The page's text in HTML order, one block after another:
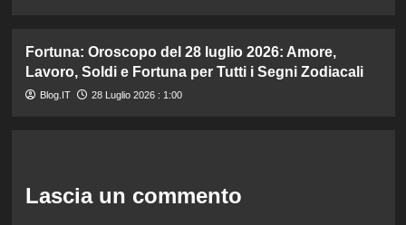
Fortuna: Oroscopo del 28 luglio 2026: Amore,
Lavoro, Soldi e Fortuna per Tutti i Segni Zodiacali
Blog.IT 28 Luglio 2026 : 1:00
Lascia un commento